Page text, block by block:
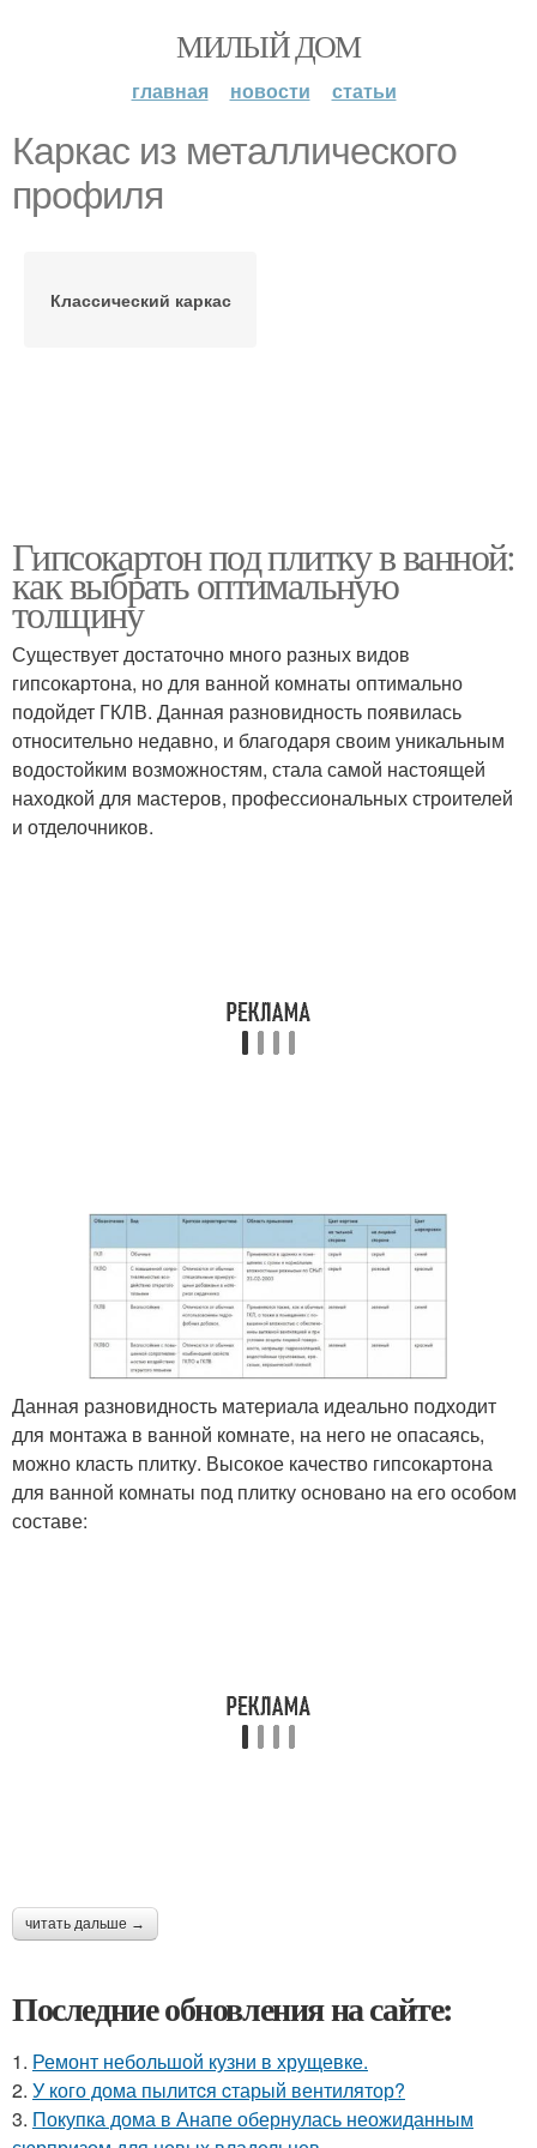
МИЛЫЙ ДОМ
главная новости статьи
Каркас из металлического
профиля
Классический каркас
Гипсокартон под плитку в ванной:
как выбрать оптимальную
толщину
Существует достаточно много разных видов
гипсокартона, но для ванной комнаты оптимально
подойдет ГКЛВ. Данная разновидность появилась
относительно недавно, и благодаря своим уникальным
водостойким возможностям, стала самой настоящей
находкой для мастеров, профессиональных строителей
и отделочников.
Данная разновидность материала идеально подходит
для монтажа в ванной комнате, на него не опасаясь,
можно класть плитку. Высокое качество гипсокартона
для ванной комнаты под плитку основано на его особом
составе:
читать дальше →
Последние обновления на сайте:
1. Ремонт небольшой кузни в хрущевке.
2. У кого дома пылитcя cтарый вентилятор?
3. Покупка дома в Анапе обернулась неожиданным